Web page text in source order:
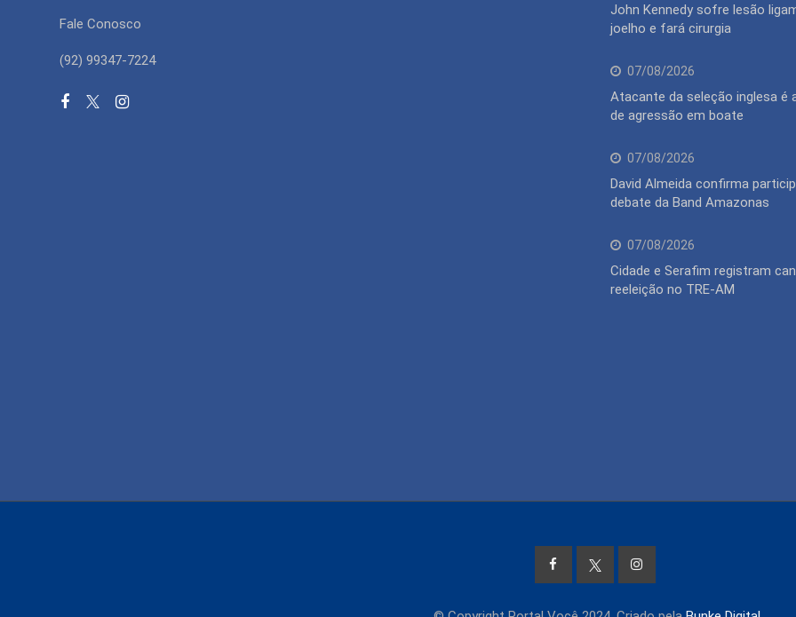
Fale Conosco
(92) 99347-7224
John Kennedy sofre lesão
joelho e fará cirurgia
07/08/2026
Atacante da seleção inglesa é
de agressão em boate
07/08/2026
David Almeida confirma
debate da Band Amazonas
07/08/2026
Cidade e Serafim registram
reeleição no TRE-AM